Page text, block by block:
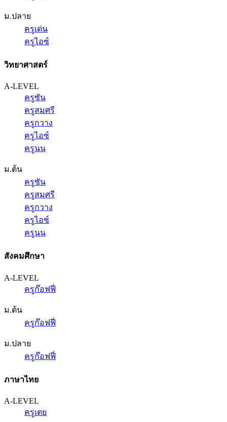
ม.ปลาย
ครูเด่น
ครูไอซ์
วิทยาศาสตร์
A-LEVEL
ครูซัน
ครูสมศรี
ครูกวาง
ครูไอซ์
ครูนน
ม.ต้น
ครูซัน
ครูสมศรี
ครูกวาง
ครูไอซ์
ครูนน
สังคมศึกษา
A-LEVEL
ครูก๊อฟฟี่
ม.ต้น
ครูก๊อฟฟี่
ม.ปลาย
ครูก๊อฟฟี่
ภาษาไทย
A-LEVEL
ครูเตย